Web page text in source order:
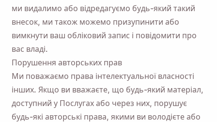
ми видалимо або відредагуємо будь-який такий
внесок, ми також можемо призупинити або
вимкнути ваш обліковий запис і повідомити про
вас владі.
Порушення авторських прав
Ми поважаємо права інтелектуальної власності
інших. Якщо ви вважаєте, що будь-який матеріал,
доступний у Послугах або через них, порушує
будь-які авторські права, якими ви володієте або